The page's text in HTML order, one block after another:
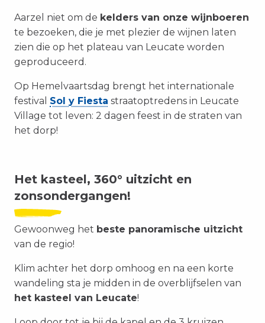
Aarzel niet om de kelders van onze wijnboeren
te bezoeken, die je met plezier de wijnen laten
zien die op het plateau van Leucate worden
geproduceerd.
Op Hemelvaartsdag brengt het internationale
festival Sol y Fiesta straatoptredens in Leucate
Village tot leven: 2 dagen feest in de straten van
het dorp!
Het kasteel, 360° uitzicht en
zonsondergangen!
Gewoonweg het beste panoramische uitzicht
van de regio!
Klim achter het dorp omhoog en na een korte
wandeling sta je midden in de overblijfselen van
het kasteel van Leucate!